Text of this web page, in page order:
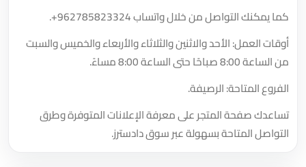
كما يمكنك التواصل من خلال واتساب+962785823324
.
أوقات العمل: الأحد والاثنين والثلاثاء والأربعاء والخميس والسبت
من الساعة 8:00 صباحًا حتى الساعة 8:00 مساءً.
الفروع المتاحة: الرصيفة.
تساعدك صفحة المتجر على معرفة الإعلانات المتوفرة وطرق
التواصل المتاحة بسهولة عبر سوق دادسترز.